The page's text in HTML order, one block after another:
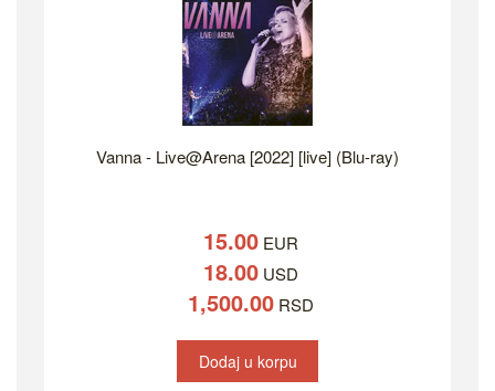
Vanna - Live@Arena [2022] [live] (Blu-ray)
15.00EUR
18.00USD
1,500.00RSD
Dodaj u korpu